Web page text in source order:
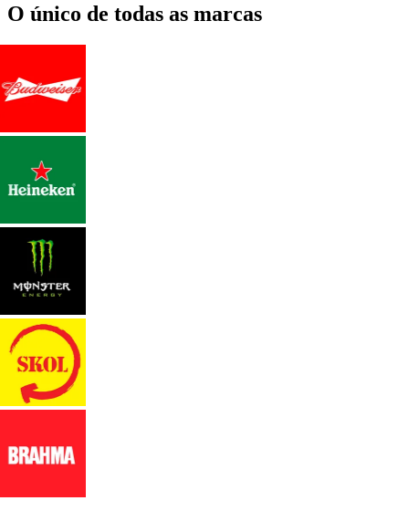
O único de todas as marcas